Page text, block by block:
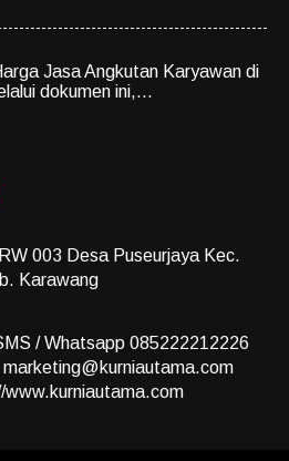
Jasa Angkutan Karyawan di
dokumen ini,...
003 Desa Puseurjaya Kec.
Karawang
/ Whatsapp 085222212226
marketing@kurniautama.com
www.kurniautama.com